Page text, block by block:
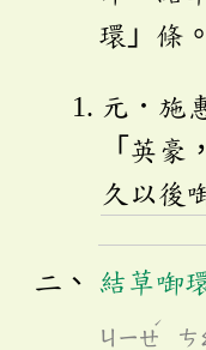
環」條。
元．施
「英豪
久以後
結草啣
ㄐㄧㄝ
ˊ
ㄘ